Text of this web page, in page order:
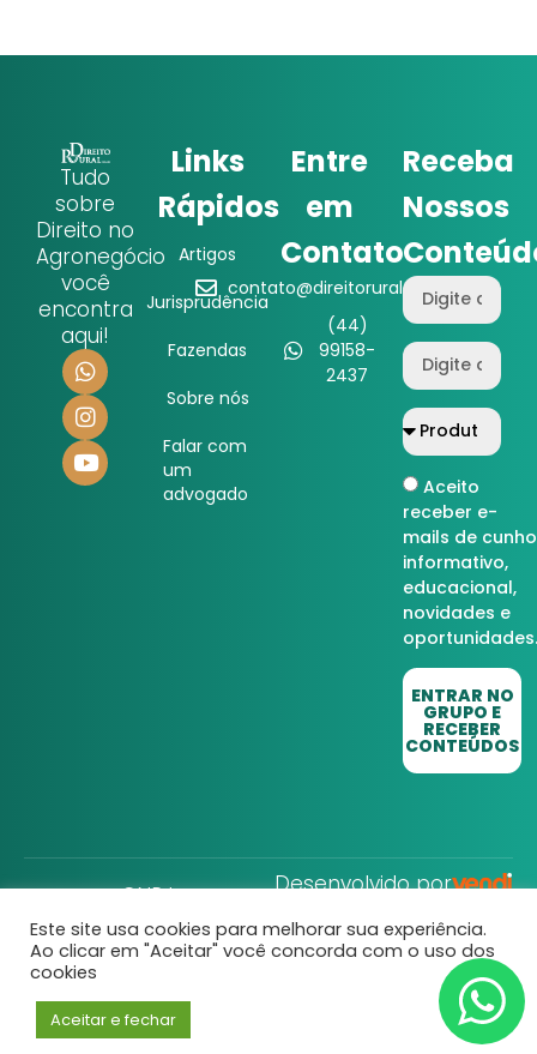
Tudo
sobre
Direito no
Agronegócio
você
encontra
aqui!
Links
Rápidos
Artigos
Jurisprudência
Fazendas
Sobre nós
Falar com
um
advogado
Entre
em
Contato
contato@direitorural.com.br
(44)
99158-
2437
Receba
Nossos
Aceito
receber e-
mails de cunho
informativo,
educacional,
novidades e
oportunidades.
ENTRAR NO
GRUPO E
RECEBER
CONTEÚDOS
CNPJ:
32.752.806/0001-22
Direito Rural © Todos
Reservados
Desenvolvido por
Este site usa cookies para melhorar sua experiência.
Ao clicar em "Aceitar" você concorda com o uso dos
cookies
Aceitar e fechar